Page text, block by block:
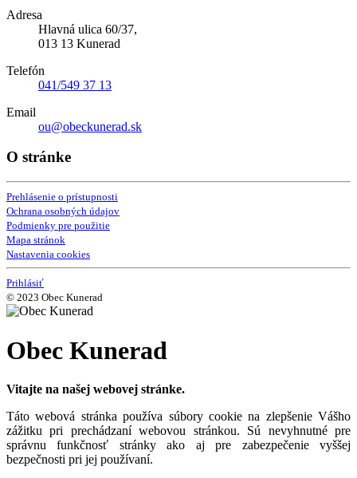
Adresa
Hlavná ulica 60/37,
013 13 Kunerad
Telefón
041/549 37 13
Email
ou@obeckunerad.sk
O stránke
Prehlásenie o prístupnosti
Ochrana osobných údajov
Podmienky pre použitie
Mapa stránok
Nastavenia cookies
Prihlásiť
© 2023 Obec Kunerad
Obec Kunerad
Vitajte na našej webovej stránke.
Táto webová stránka používa súbory cookie na zlepšenie Vášho
zážitku pri prechádzaní webovou stránkou. Sú nevyhnutné pre
správnu funkčnosť stránky ako aj pre zabezpečenie vyššej
bezpečnosti pri jej používaní.